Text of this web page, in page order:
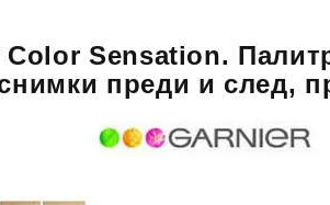
Color Sensation.
преди и след,